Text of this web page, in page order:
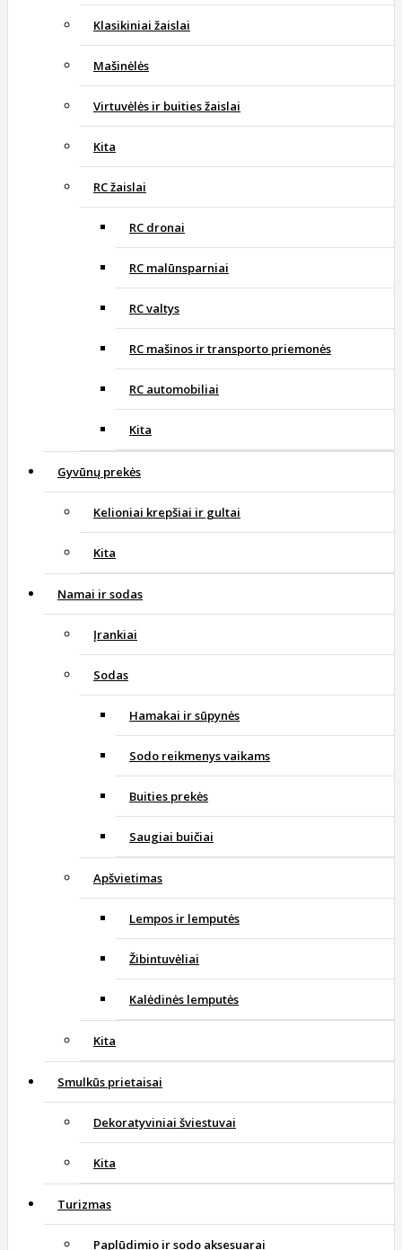
Klasikiniai žaislai
Mašinėlės
Virtuvėlės ir buities žaislai
Kita
RC žaislai
RC dronai
RC malūnsparniai
RC valtys
RC mašinos ir transporto priemonės
RC automobiliai
Kita
Gyvūnų prekės
Kelioniai krepšiai ir gultai
Kita
Namai ir sodas
Įrankiai
Sodas
Hamakai ir sūpynės
Sodo reikmenys vaikams
Buities prekės
Saugiai buičiai
Apšvietimas
Lempos ir lemputės
Žibintuvėliai
Kalėdinės lemputės
Kita
Smulkūs prietaisai
Dekoratyviniai šviestuvai
Kita
Turizmas
Paplūdimio ir sodo aksesuarai